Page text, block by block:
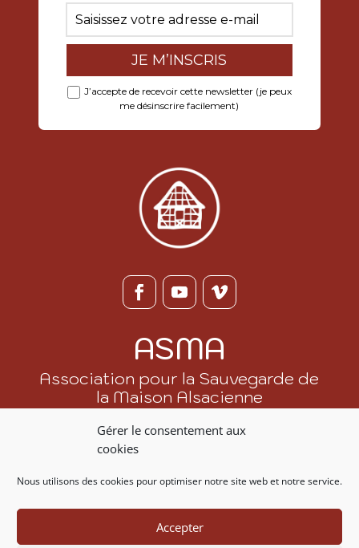
Gérer le consentement aux
cookies
Nous utilisons des cookies pour optimiser notre site web et notre service.
Accepter
J’accepte de recevoir cette newsletter (je peux
me désinscrire facilement)
ASMA
Association pour la Sauvegarde de
la Maison Alsacienne
Adhérer ou faire un don
Nous contacter
07 86 20 53 88
contact@asma.fr